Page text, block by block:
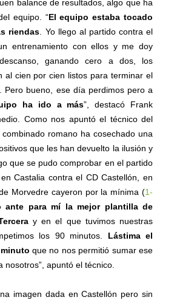
balance de resultados, algo que ha
equipo. “El equipo estaba tocado
riendas . Yo llego al partido contra el
entrenamiento con ellos y me doy
ganando cero a dos, los
al cien por cien listos para terminar el
Pero bueno, ese día perdimos pero a
ha ido a más”, destacó Frank
Como nos apuntó el técnico del
romano ha cosechado una
que les han devuelto la ilusión y
que se pudo comprobar en el partido
Castalia contra el CD Castellón, en
Morvedre cayeron por la mínima (1-
ante para mí la mejor plantilla de
y en el que tuvimos nuestras
los 90 minutos. Lástima el
que no nos permitió sumar ese
nosotros”, apuntó el técnico.
imagen dada en Castellón pero sin